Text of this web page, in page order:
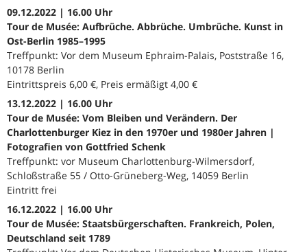
09.12.2022 | 16.00 Uhr
Tour de Musée: Aufbrüche. Abbrüche. Umbrüche. Kunst in
Ost-Berlin 1985–1995
Treffpunkt: Vor dem Museum Ephraim-Palais, Poststraße 16,
10178 Berlin
Eintrittspreis 6,00 €, Preis ermäßigt 4,00 €
13.12.2022 | 16.00 Uhr
Tour de Musée: Vom Bleiben und Verändern. Der
Charlottenburger Kiez in den 1970er und 1980er Jahren |
Fotografien von Gottfried Schenk
Treffpunkt: vor Museum Charlottenburg-Wilmersdorf,
Schloßstraße 55 / Otto-Grüneberg-Weg, 14059 Berlin
Eintritt frei
16.12.2022 | 16.00 Uhr
Tour de Musée: Staatsbürgerschaften. Frankreich, Polen,
Deutschland seit 1789